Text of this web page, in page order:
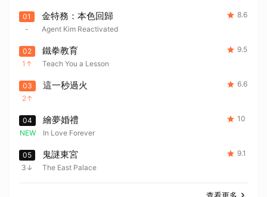
01
-
金特務：本色回歸
Agent Kim Reactivated
8.6
02
1
鐵拳教育
Teach You a Lesson
9.5
03
2
這一秒過火 6.6
04
NEW
繪夢婚禮
In Love Forever
10
05
3
鬼謎東宮
The East Palace
9.1